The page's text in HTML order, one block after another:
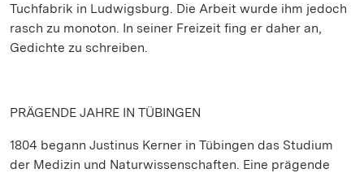
Tuchfabrik in Ludwigsburg. Die Arbeit wurde ihm jedoch
rasch zu monoton. In seiner Freizeit fing er daher an,
Gedichte zu schreiben.
PRÄGENDE JAHRE IN TÜBINGEN
1804 begann Justinus Kerner in Tübingen das Studium
der Medizin und Naturwissenschaften. Eine prägende